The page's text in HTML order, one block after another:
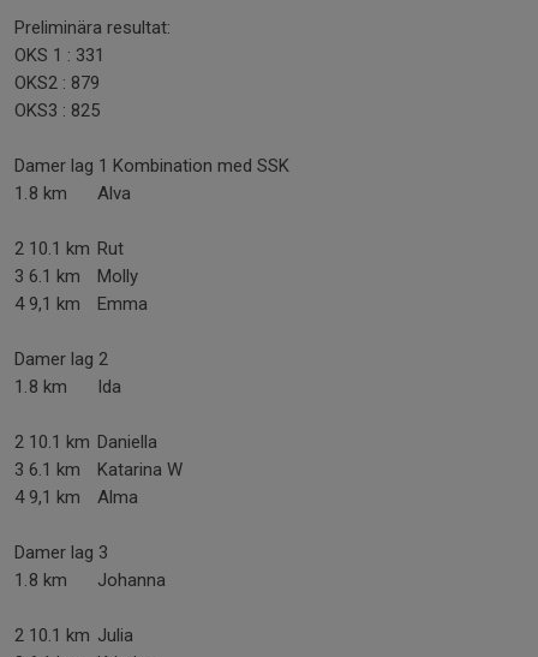
Preliminära resultat:
OKS 1 : 331
OKS2 : 879
OKS3 : 825
Damer lag 1 Kombination med SSK
1.8 km Alva
2 10.1 km Rut
3 6.1 km
Molly
4 9,1 km Emma
Damer lag 2
1.8 km Ida
2 10.1 km Daniella
3 6.1 km
Katarina W
4 9,1 km Alma
Damer lag 3
1.8 km Johanna
2 10.1 km Julia